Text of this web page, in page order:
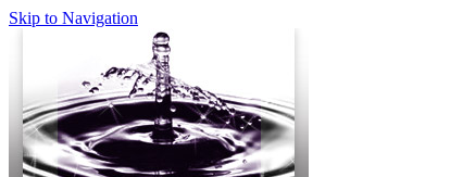
Skip to Navigation